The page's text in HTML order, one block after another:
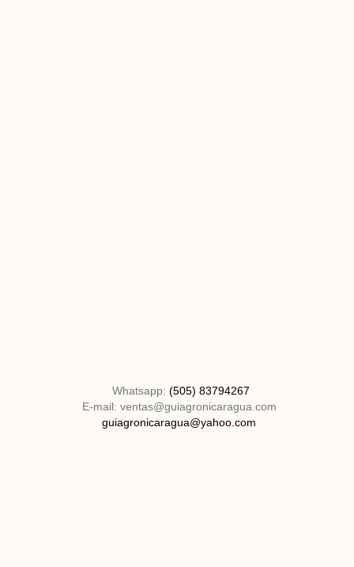
Whatsapp: (505) 83794267
E-mail: ventas@guiagronicaragua.com
guiagronicaragua@yahoo.com